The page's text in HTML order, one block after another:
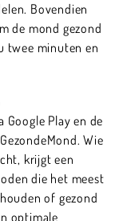
Bovendien
de mond gezond
twee minuten en
Play en de
Wie
krijgt een
die het meest
of gezond
optimale